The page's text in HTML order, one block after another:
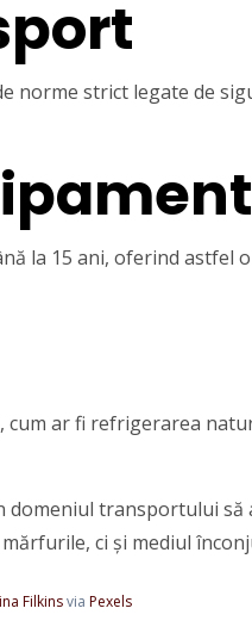
strict legate de
la 15 ani, oferind astfel
ar fi refrigerarea
transportului
ci și mediul
Filkinsvia Pexels